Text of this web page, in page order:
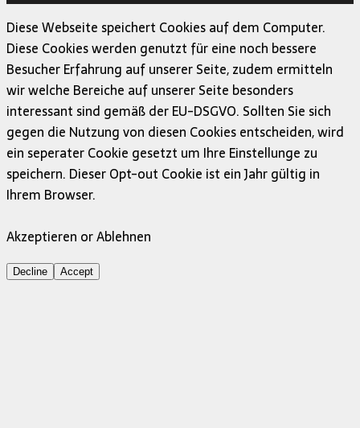
Diese Webseite speichert Cookies auf dem Computer.
Diese Cookies werden genutzt für eine noch bessere
Besucher Erfahrung auf unserer Seite, zudem ermitteln
wir welche Bereiche auf unserer Seite besonders
interessant sind gemäß der EU-DSGVO. Sollten Sie sich
gegen die Nutzung von diesen Cookies entscheiden, wird
ein seperater Cookie gesetzt um Ihre Einstellunge zu
speichern. Dieser Opt-out Cookie ist ein Jahr gültig in
Ihrem Browser.
Akzeptieren or Ablehnen
Decline Accept